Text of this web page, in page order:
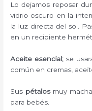
Lo dejamos reposar
vidrio oscuro en la
la luz directa del sol.
en un recipiente
Aceite esencial; se
común en cremas,
Sus pétalos muy
para bebés.